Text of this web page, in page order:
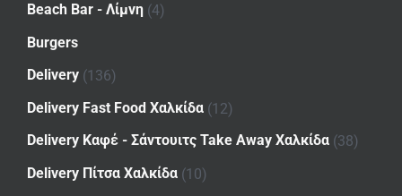
Beach Bar - Λίμνη (4)
Burgers
Delivery (136)
Delivery Fast Food Χαλκίδα (12)
Delivery Καφέ - Σάντουιτς Take Away Χαλκίδα (38)
Delivery Πίτσα Χαλκίδα (10)